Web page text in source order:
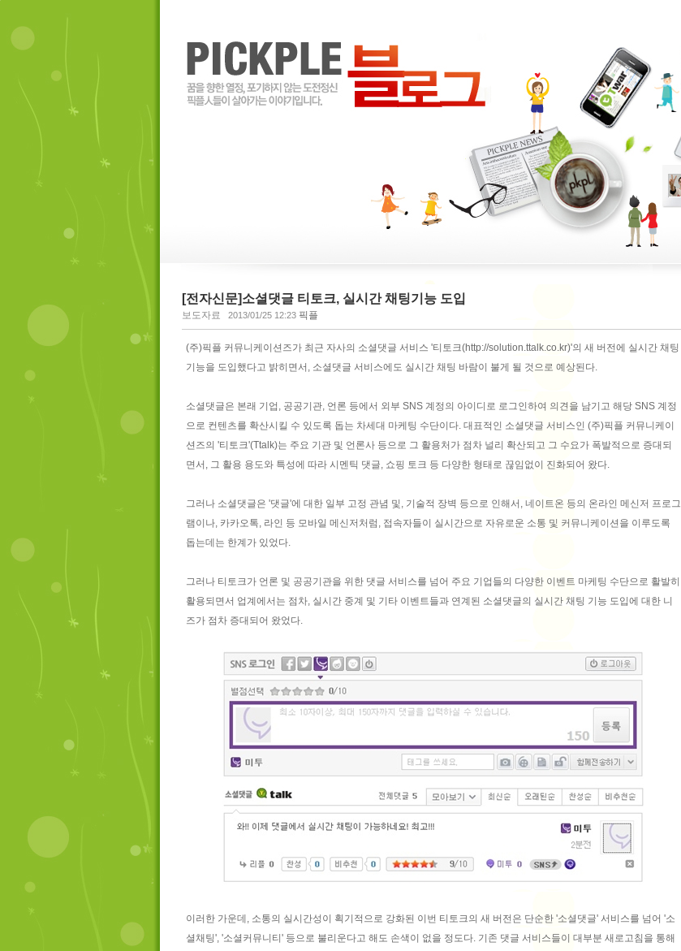
[전자신문]소셜댓글 티토크, 실시간 채팅기능 도입
보도자료 2013/01/25 12:23 픽플
(주)픽플 커뮤니케이션즈가 최근 자사의 소셜댓글 서비스 '티토크(http://solution.ttalk.co.kr)'의 새 버전에 실시간 채팅
기능을 도입했다고 밝히면서, 소셜댓글 서비스에도 실시간 채팅 바람이 불게 될 것으로 예상된다.
소셜댓글은 본래 기업, 공공기관, 언론 등에서 외부 SNS 계정의 아이디로 로그인하여 의견을 남기고 해당 SNS 계정
으로 컨텐츠를 확산시킬 수 있도록 돕는 차세대 마케팅 수단이다. 대표적인 소셜댓글 서비스인 (주)픽플 커뮤니케이
션즈의 '티토크'(Ttalk)는 주요 기관 및 언론사 등으로 그 활용처가 점차 널리 확산되고 그 수요가 폭발적으로 증대되
면서, 그 활용 용도와 특성에 따라 시멘틱 댓글, 쇼핑 토크 등 다양한 형태로 끊임없이 진화되어 왔다.
그러나 소셜댓글은 '댓글'에 대한 일부 고정 관념 및, 기술적 장벽 등으로 인해서, 네이트온 등의 온라인 메신저 프로그
램이나, 카카오톡, 라인 등 모바일 메신저처럼, 접속자들이 실시간으로 자유로운 소통 및 커뮤니케이션을 이루도록
돕는데는 한계가 있었다.
그러나 티토크가 언론 및 공공기관을 위한 댓글 서비스를 넘어 주요 기업들의 다양한 이벤트 마케팅 수단으로 활발히
활용되면서 업계에서는 점차, 실시간 중계 및 기타 이벤트들과 연계된 소셜댓글의 실시간 채팅 기능 도입에 대한 니
즈가 점차 증대되어 왔었다.
이러한 가운데, 소통의 실시간성이 획기적으로 강화된 이번 티토크의 새 버전은 단순한 '소셜댓글' 서비스를 넘어 '소
셜채팅', '소셜커뮤니티' 등으로 불리운다고 해도 손색이 없을 정도다. 기존 댓글 서비스들이 대부분 새로고침을 통해